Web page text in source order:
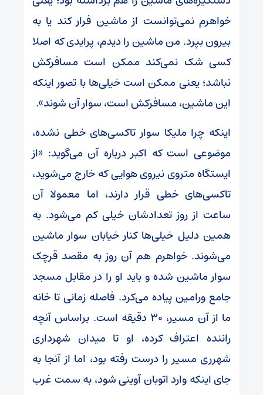
خواهرم نمی‌توانست از ماشین فرار کند یا به
بیرون بپرد. من ماشین را دیدم، پرایدی که اصلا
کسی شک نمی‌کند ممکن است مسافرکش
نباشد؛ یعنی ممکن است خیلی‌ها با تصور اینکه
این ماشین، مسافرکش است، سوار آن شوند».
اینکه چرا ملیکا سوار تاکسی‌های خطی نشده،
موضوعی است که اکبر درباره آن می‌گوید: «از
ایستگاه متروی نیروی هوایی که خارج می‌شوید،
تاکسی‌های خطی قرار دارند، اما معمولا آن
ساعت از روز تعدادشان خیلی کم می‌شود. به
همین دلیل خیلی‌ها کنار خیابان سوار ماشین
می‌شوند. خواهرم هم آن روز به مقصد قرچک
سوار ماشین شده و باید او را در مقابل مسجد
جامع ورامین پیاده می‌کرد. فاصله زمانی تا خانه
ما از آن مسیر، ۳۰ دقیقه است. براساس آنچه
راننده اعتراف کرده، او تا میدان شهرداری
شهرری مسیر را درست رفته بود، اما از آنجا به
جای اینکه وارد اتوبان آوینی شود، به سمت غرب